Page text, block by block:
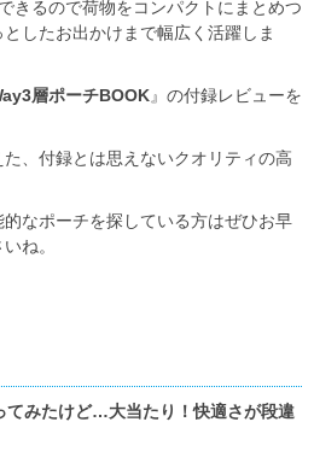
きるので荷物をコンパクトにまとめつ
したお出かけまで幅広く活躍しま
層ポーチBOOK』の付録レビューを
、付録とは思えないクオリティの高
なポーチを探している方はぜひお早
ね。
てみたけど…大当たり！快適さが段違